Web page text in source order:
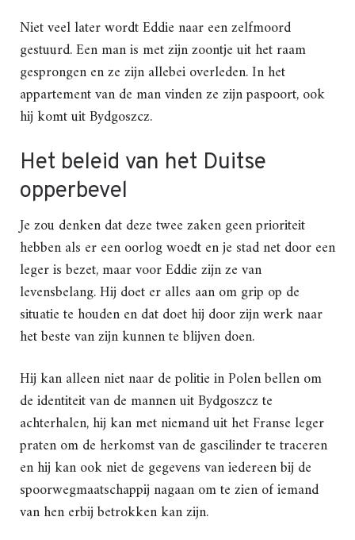
Niet veel later wordt Eddie naar een zelfmoord
gestuurd. Een man is met zijn zoontje uit het raam
gesprongen en ze zijn allebei overleden. In het
appartement van de man vinden ze zijn paspoort, ook
hij komt uit Bydgoszcz.
Het beleid van het Duitse
opperbevel
Je zou denken dat deze twee zaken geen prioriteit
hebben als er een oorlog woedt en je stad net door een
leger is bezet, maar voor Eddie zijn ze van
levensbelang. Hij doet er alles aan om grip op de
situatie te houden en dat doet hij door zijn werk naar
het beste van zijn kunnen te blijven doen.
Hij kan alleen niet naar de politie in Polen bellen om
de identiteit van de mannen uit Bydgoszcz te
achterhalen, hij kan met niemand uit het Franse leger
praten om de herkomst van de gascilinder te traceren
en hij kan ook niet de gegevens van iedereen bij de
spoorwegmaatschappij nagaan om te zien of iemand
van hen erbij betrokken kan zijn.